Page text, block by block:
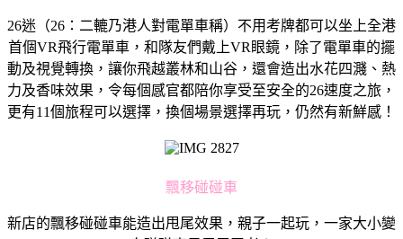
26迷（26：二轆乃港人對電單車稱）不用考牌都可以坐上全港
首個VR飛行電單車，和隊友們戴上VR眼鏡，除了電單車的擺
動及視覺轉換，讓你飛越叢林和山谷，還會造出水花四濺、熱
力及香味效果，令每個感官都陪你享受至安全的26速度之旅，
更有11個旅程可以選擇，換個場景選擇再玩，仍然有新鮮感！
飄移碰碰車
新店的飄移碰碰車能造出甩尾效果，親子一起玩，一家大小變